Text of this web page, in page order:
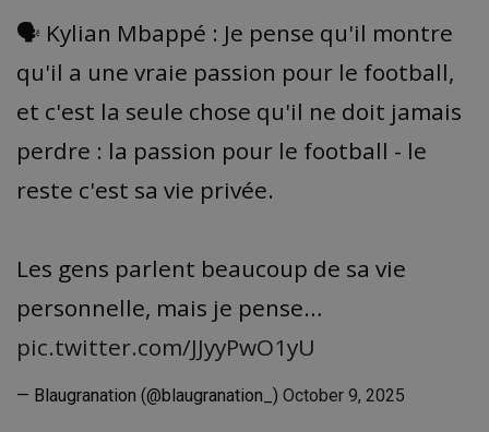
🗣️ Kylian Mbappé : Je pense qu'il montre
qu'il a une vraie passion pour le football,
et c'est la seule chose qu'il ne doit jamais
perdre : la passion pour le football - le
reste c'est sa vie privée.
Les gens parlent beaucoup de sa vie
personnelle, mais je pense…
pic.twitter.com/JJyyPwO1yU
— Blaugranation (@blaugranation_) October 9, 2025